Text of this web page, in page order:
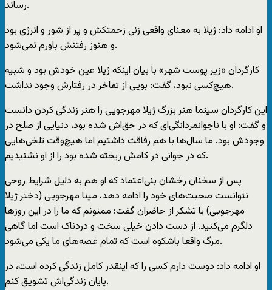
رساند.
او ادامه داد: ژیلا به معنای واقعی زنی زحمتکش و پر از شور و انرژی بود
و هنوز رفتنش باورم نمی‌شود.
کارگردان «زیر پوست شهر» با بیان اینکه ژیلا عین خودش بود و شبیه
هیچ‌کسی نبود، گفت: بویی از تفاخر در رفتارش وجود نداشت.
این کارگردان سینما هنر بزرگ ژیلا مهرجویی را هنر زندگی کردن دانست
و گفت: او با ناجوانمردانگی‌ای که در حق‌اش شده بود، دنیایی از صلح در
وجودش بود. ما سال‌ها با هم رفاقت داشتیم اما هیچ‌وقت تلخی‌هایی
که در جوانی در کامش ریخته شده بود را از او نشنیدیم.
پس از سخنان رخشان بنی‌اعتماد که او هم به دلیل شرایط روحی
نتوانست صحبت‌های خود را ادامه دهد، مینا مهرجویی (دختر ژیلا
مهرجویی) با تشکر از حاضران گفت: ممنونم که ما را در این روزها
دلگرم می‌کنید. از دست دادن خیلی سخت و دردناک است اما گاهی
مرگ واقعا باشکوه است که تمام غصه‌های ما یکی می‌شود.
او ادامه داد: دوست دارم کسی را که اینقدر کامل زندگی کرده است، در
پایان زندگی‌اش تشویق کنم.